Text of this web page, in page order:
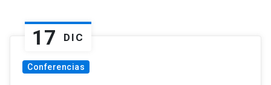
17 DIC
Conferencias